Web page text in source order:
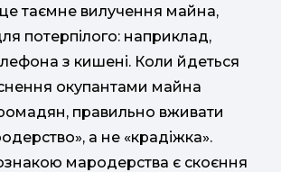
таємне вилучення майна,
потерпілого: наприклад,
з кишені. Коли йдеться
окупантами майна
правильно вживати
а не «крадіжка».
мародерства є скоєння